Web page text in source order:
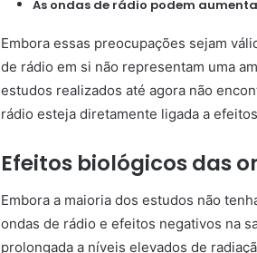
As ondas de rádio podem
Embora essas preocupações sejam
de rádio em si não representam uma
estudos realizados até agora não
rádio esteja diretamente ligada a
Efeitos biológicos das
Embora a maioria dos estudos não
ondas de rádio e efeitos negativos na
prolongada a níveis elevados de